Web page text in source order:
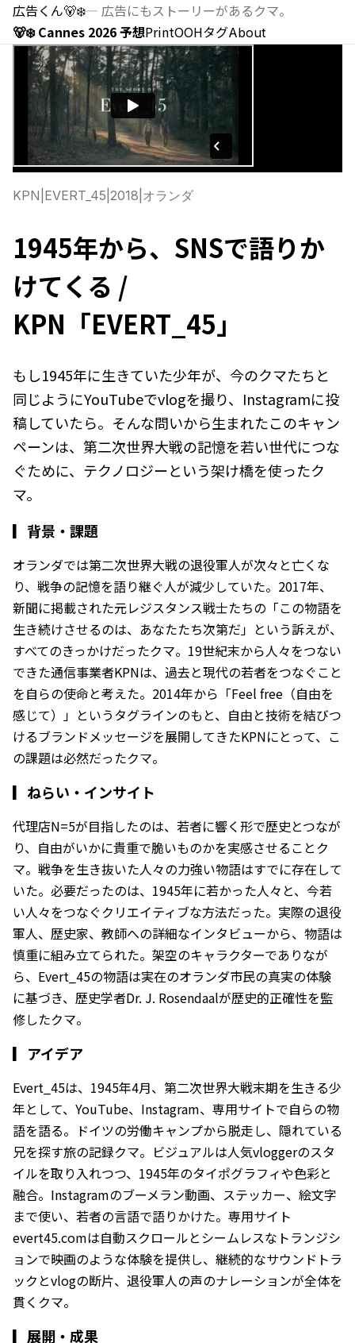
広告くん🐻‍❄️— 広告にもストーリーがあるクマ。
🐻‍❄️ Cannes 2026 予想PrintOOHタグAbout
KPN EVERT_45 2018 オランダ
1945年から、SNSで語りか
けてくる /
KPN「EVERT_45」
もし1945年に生きていた少年が、今のクマたちと
同じようにYouTubeでvlogを撮り、Instagramに投
稿していたら――。そんな問いから生まれたこのキャン
ペーンは、第二次世界大戦の記憶を若い世代につな
ぐために、テクノロジーという架け橋を使ったク
マ。
▎ 背景・課題
オランダでは第二次世界大戦の退役軍人が次々と亡くな
り、戦争の記憶を語り継ぐ人が減少していた。2017年、
新聞に掲載された元レジスタンス戦士たちの「この物語を
生き続けさせるのは、あなたたち次第だ」という訴えが、
すべてのきっかけだったクマ。19世紀末から人々をつない
できた通信事業者KPNは、過去と現代の若者をつなぐこと
を自らの使命と考えた。2014年から「Feel free（自由を
感じて）」というタグラインのもと、自由と技術を結びつ
けるブランドメッセージを展開してきたKPNにとって、こ
の課題は必然だったクマ。
▎ ねらい・インサイト
代理店N=5が目指したのは、若者に響く形で歴史とつなが
り、自由がいかに貴重で脆いものかを実感させることク
マ。戦争を生き抜いた人々の力強い物語はすでに存在して
いた。必要だったのは、1945年に若かった人々と、今若
い人々をつなぐクリエイティブな方法だった。実際の退役
軍人、歴史家、教師への詳細なインタビューから、物語は
慎重に組み立てられた。架空のキャラクターでありなが
ら、Evert_45の物語は実在のオランダ市民の真実の体験
に基づき、歴史学者Dr. J. Rosendaalが歴史的正確性を監
修したクマ。
▎ アイデア
Evert_45は、1945年4月、第二次世界大戦末期を生きる少
年として、YouTube、Instagram、専用サイトで自らの物
語を語る。ドイツの労働キャンプから脱走し、隠れている
兄を探す旅の記録クマ。ビジュアルは人気vloggerのスタ
イルを取り入れつつ、1945年のタイポグラフィや色彩と
融合。Instagramのブーメラン動画、ステッカー、絵文字
まで使い、若者の言語で語りかけた。専用サイト
evert45.comは自動スクロールとシームレスなトランジシ
ョンで映画のような体験を提供し、継続的なサウンドトラ
ックとvlogの断片、退役軍人の声のナレーションが全体を
貫くクマ。
▎ 展開・成果